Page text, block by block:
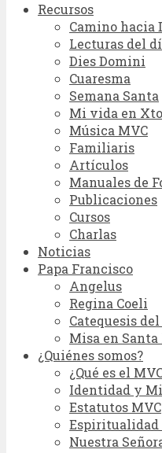
Recursos
Camino hacia
Lecturas del
Dies Domini
Cuaresma
Semana Santa
Mi vida en Xto
Música MVC
Familiaris
Artículos
Manuales de
Publicaciones
Cursos
Charlas
Noticias
Papa Francisco
Angelus
Regina Coeli
Catequesis
Misa en
¿Quiénes somos?
¿Qué es el
Identidad y
Estatutos MVC
Espiritualidad
Nuestra